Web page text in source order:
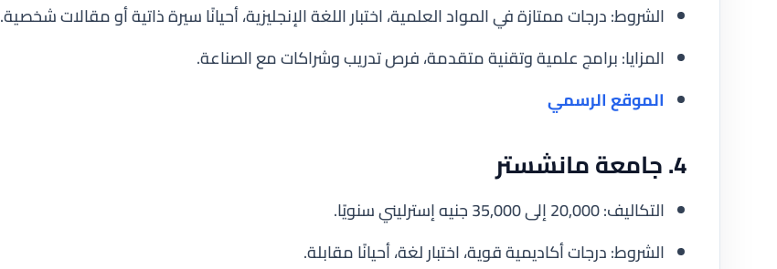
الشروط: درجات ممتازة في المواد العلمية، اختبار اللغة الإنجليزية، أحيانًا سيرة ذاتية أو مقالات شخصية.
المزايا: برامج علمية وتقنية متقدمة، فرص تدريب وشراكات مع الصناعة.
الموقع الرسمي
4. جامعة مانشستر
التكاليف: 20,000 إلى 35,000 جنيه إسترليني سنويًا.
الشروط: درجات أكاديمية قوية، اختبار لغة، أحيانًا مقابلة.